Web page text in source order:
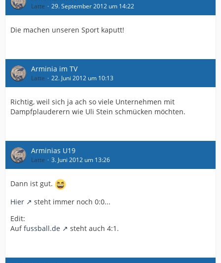
Latte 29. September 2012 um 14:22
Die machen unseren Sport kaputt!
Arminia im TV
Latte 22. Juni 2012 um 10:13
Richtig, weil sich ja ach so viele Unternehmen mit
Dampfplauderern wie Uli Stein schmücken möchten.
Arminias U19
Latte 3. Juni 2012 um 13:26
Dann ist gut.
Hier
steht immer noch 0:0...
Edit:
Auffussball.de steht auch 4:1.